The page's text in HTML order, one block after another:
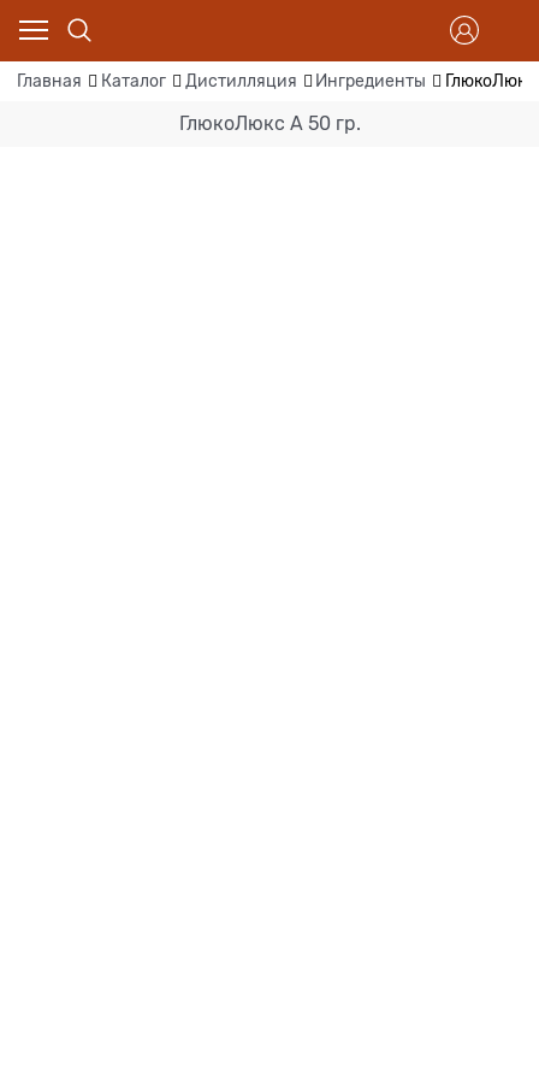
Главная Каталог Дистилляция Ингредиенты ГлюкоЛюкс
ГлюкоЛюкс А 50 гр.